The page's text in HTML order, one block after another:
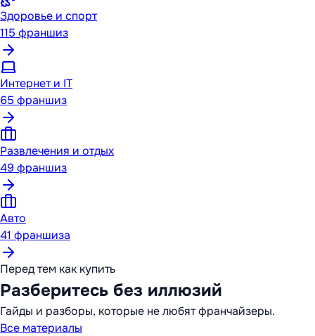
Здоровье и спорт
115 франшиз
Интернет и IT
65 франшиз
Развлечения и отдых
49 франшиз
Авто
41 франшиза
Перед тем как купить
Разберитесь без иллюзий
Гайды и разборы, которые не любят франчайзеры.
Все материалы